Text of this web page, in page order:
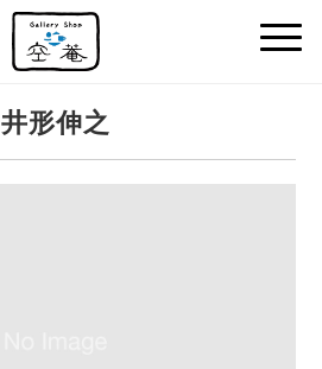
井形伸之